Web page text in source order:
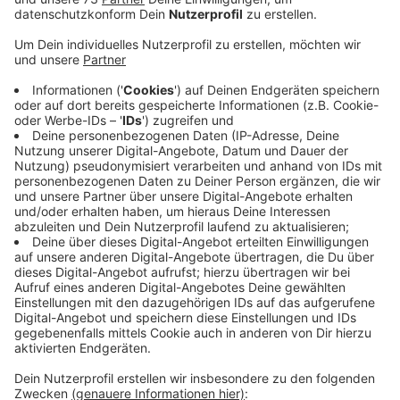
Anzeige
Stabiles Wachstum in schwieriger Zeit
Anzeige
Trotz der schwierigen Zeiten war 2022 ein gutes Jahr
für die Sparkasse Westmünsterland. Das
Kundengeschäft ist um 0,8 Milliarden auf ein Volumen
von 17,8 Milliarden Euro gestiegen und damit deutlich
stärker als erwartet. Die Nachfrage nach Krediten
stieg gegenüber dem Vorjahr um fast 16 Prozent und
die Kunden legten auch mehr Geld an. Nach Angaben
der Sparkasse Westmünsterland flossen 28,2 Millionen
Euro an Gewerbesteuern, Ausschüttungen, Spenden
und Stiftungsgeldern in die Region zurück.